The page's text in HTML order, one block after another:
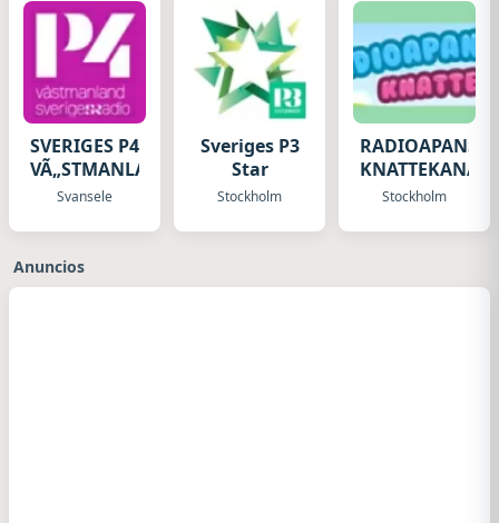
SVERIGES P4
VÃ„STMANLAND
Svansele
Sveriges P3
Star
Stockholm
RADIOAPANS
KNATTEKANAL
Stockholm
Anuncios